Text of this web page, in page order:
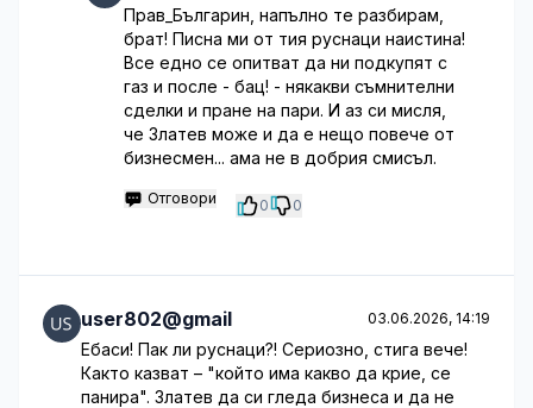
Прав_Българин, напълно те разбирам,
брат! Писна ми от тия руснаци наистина!
Все едно се опитват да ни подкупят с
газ и после - бац! - някакви съмнителни
сделки и пране на пари. И аз си мисля,
че Златев може и да е нещо повече от
бизнесмен... ама не в добрия смисъл.
Отговори 0 0
user802@gmail 03.06.2026, 14:19
Ебаси! Пак ли руснаци?! Сериозно, стига вече!
Както казват – "който има какво да крие, се
панира". Златев да си гледа бизнеса и да не